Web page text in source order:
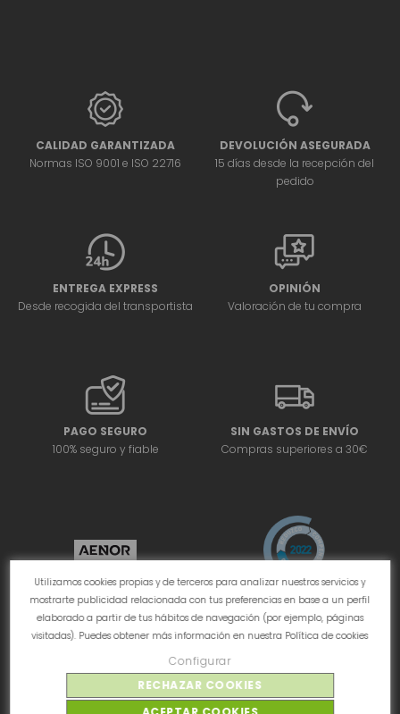
Utilizamos cookies propias y de terceros para analizar nuestros servicios y
mostrarte publicidad relacionada con tus preferencias en base a un perfil
elaborado a partir de tus hábitos de navegación (por ejemplo, páginas
visitadas). Puedes obtener más información en nuestra Política de cookies
Configurar
RECHAZAR COOKIES
CALIDAD GARANTIZADA
Normas ISO 9001 e ISO 22716
DEVOLUCIÓN ASEGURADA
15 días desde la recepción del
pedido
ENTREGA EXPRESS
Desde recogida del transportista
OPINIÓN
Valoración de tu compra
PAGO SEGURO
100% seguro y fiable
SIN GASTOS DE ENVÍO
Compras superiores a 30€